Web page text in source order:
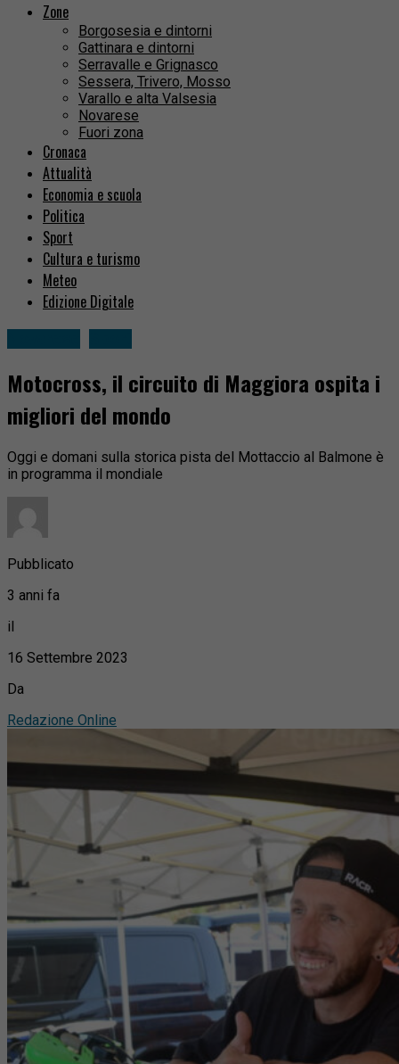
Zone
Borgosesia e dintorni
Gattinara e dintorni
Serravalle e Grignasco
Sessera, Trivero, Mosso
Varallo e alta Valsesia
Novarese
Fuori zona
Cronaca
Attualità
Economia e scuola
Politica
Sport
Cultura e turismo
Meteo
Edizione Digitale
Motocross, il circuito di Maggiora ospita i
migliori del mondo
Oggi e domani sulla storica pista del Mottaccio al Balmone è
in programma il mondiale
Pubblicato
3 anni fa
il
16 Settembre 2023
Da
Redazione Online